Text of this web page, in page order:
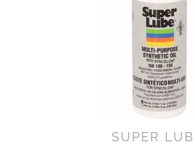
SUPER